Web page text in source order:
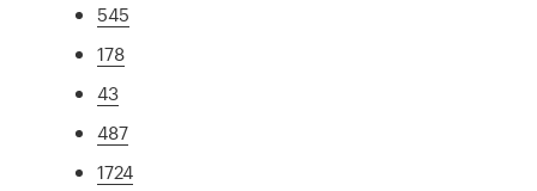
545
178
43
487
1724